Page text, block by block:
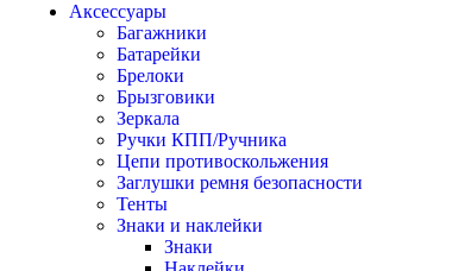
Аксессуары
Багажники
Батарейки
Брелоки
Брызговики
Зеркала
Ручки КПП/Ручника
Цепи противоскольжения
Заглушки ремня безопасности
Тенты
Знаки и наклейки
Знаки